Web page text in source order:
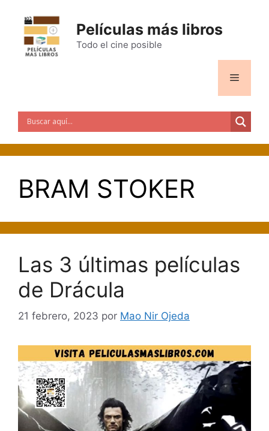
contenido
Películas más libros
Todo el cine posible
Menú
BRAM STOKER
Las 3 últimas películas
de Drácula
21 febrero, 2023 por Mao Nir Ojeda